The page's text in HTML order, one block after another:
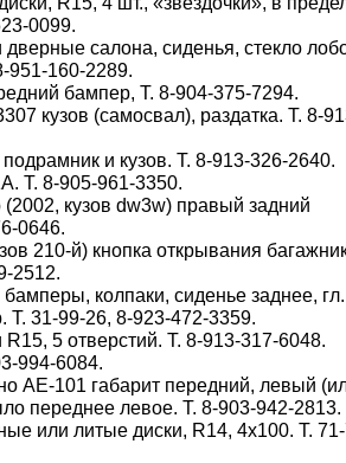
0099.
салона, сиденья, стекло
951-160-2289.
бампер, Т. 8-904-375-7294.
кузов (самосвал), раздатка. Т. 8-
и кузов. Т. 8-913-326-2640.
Т. 8-905-961-3350.
кузов dw3w) правый задний
0646.
210-й) кнопка открывания
2512.
колпаки, сиденье заднее, гл.
Т. 31-99-26, 8-923-472-3359.
5 отверстий. Т. 8-913-317-6048.
994-6084.
АЕ-101 габарит передний, левый
переднее левое. Т. 8-903-942-2813.
или литые диски, R14, 4х100. Т.